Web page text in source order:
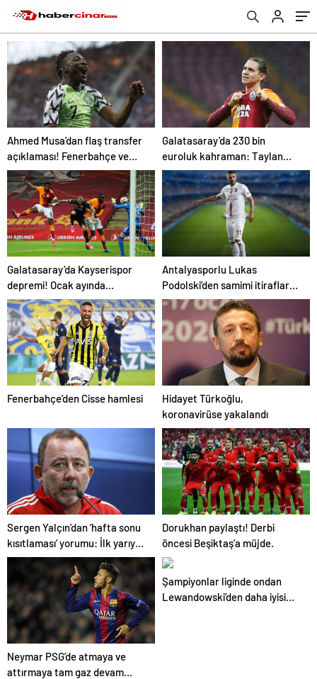
Ahmed Musa’dan flaş transfer
açıklaması! Fenerbahçe ve
Galatasaray…
Galatasaray’da 230 bin
euroluk kahraman: Taylan
Antalyalı!.
Galatasaray’da Kayserispor
depremi! Ocak ayında
gönderilecek.
Antalyasporlu Lukas
Podolski’den samimi itiraflar
“Türkiye benim ikinci vatanım”
.
Fenerbahçe’den Cisse hamlesi
Hidayet Türkoğlu,
koronavirüse yakalandı
Sergen Yalçın’dan ‘hafta sonu
kısıtlaması’ yorumu: İlk yarıyı
oynayıp bırakacağız galiba
Dorukhan paylaştı! Derbi
öncesi Beşiktaş’a müjde.
Neymar PSG’de atmaya ve
attırmaya tam gaz devam
Şampiyonlar liginde ondan
Lewandowski’den daha iyisi